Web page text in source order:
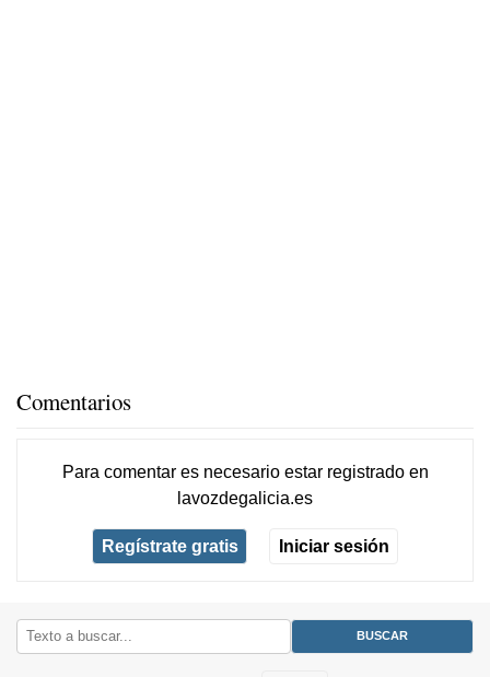
Comentarios
Para comentar es necesario estar registradoen
lavozdegalicia.es
Regístrate gratis Iniciar sesión